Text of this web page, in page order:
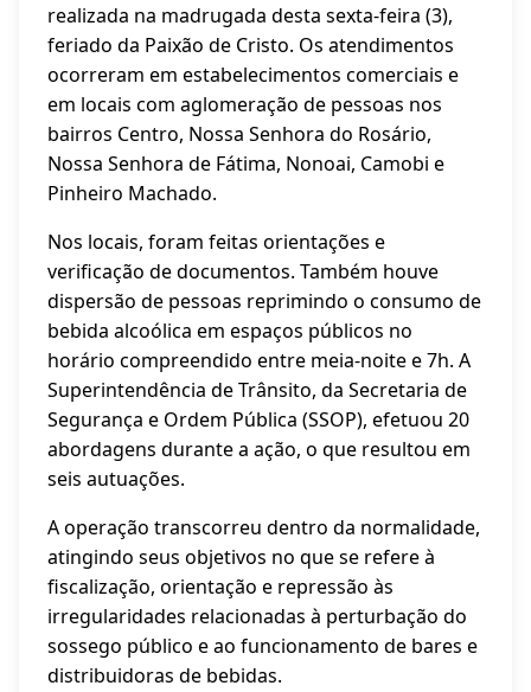
realizada na madrugada desta sexta-feira (3),
feriado da Paixão de Cristo. Os atendimentos
ocorreram em estabelecimentos comerciais e
em locais com aglomeração de pessoas nos
bairros Centro, Nossa Senhora do Rosário,
Nossa Senhora de Fátima, Nonoai, Camobi e
Pinheiro Machado.
Nos locais, foram feitas orientações e
verificação de documentos. Também houve
dispersão de pessoas reprimindo o consumo de
bebida alcoólica em espaços públicos no
horário compreendido entre meia-noite e 7h. A
Superintendência de Trânsito, da Secretaria de
Segurança e Ordem Pública (SSOP), efetuou 20
abordagens durante a ação, o que resultou em
seis autuações.
A operação transcorreu dentro da normalidade,
atingindo seus objetivos no que se refere à
fiscalização, orientação e repressão às
irregularidades relacionadas à perturbação do
sossego público e ao funcionamento de bares e
distribuidoras de bebidas.